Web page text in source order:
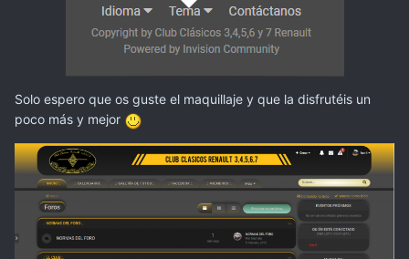
Solo espero que os guste el maquillaje y que la disfrutéis un
poco más y mejor